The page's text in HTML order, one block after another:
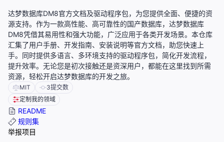
达梦数据库DM8官方文档及驱动程序包，为您提供全面、便捷的资
源支持。作为一款高性能、高可靠性的国产数据库，达梦数据库
DM8凭借其易用性和强大功能，广泛应用于各类开发场景。本仓库
汇集了用户手册、开发指南、安装说明等官方文档，助您快速上
手。同时提供多语言、多环境支持的驱动程序包，简化开发流程，
提升效率。无论您是初次接触还是资深用户，都能在这里找到所需
资源，轻松开启达梦数据库的开发之旅。
MIT 3提交数
定制我的领域
README
规则集
举报项目